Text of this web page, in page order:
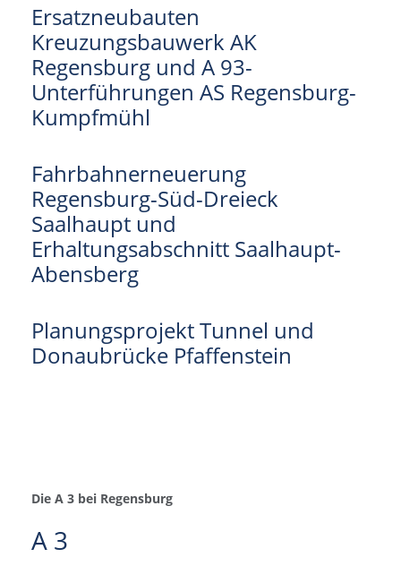
Ersatzneubauten
Kreuzungsbauwerk AK
Regensburg und A 93-
Unterführungen AS Regensburg-
Kumpfmühl
Fahrbahnerneuerung
Regensburg-Süd-Dreieck
Saalhaupt und
Erhaltungsabschnitt Saalhaupt-
Abensberg
Planungsprojekt Tunnel und
Donaubrücke Pfaffenstein
Die A 3 bei Regensburg
A 3